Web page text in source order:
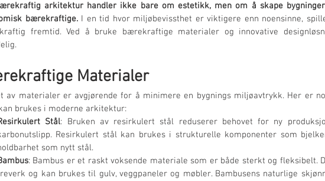
arkitektur handler ikke bare om estetikk, men om å skape
bærekraftige. I en tid hvor miljøbevissthet er viktigere enn noensinne,
fremtid. Ved å bruke bærekraftige materialer og innovative
Materialer
av materialer er avgjørende for å minimere en bygnings miljøavtrykk. Her er
brukes i moderne arkitektur:
Stål: Bruken av resirkulert stål reduserer behovet for ny
Resirkulert stål kan brukes i strukturelle komponenter som
som nytt stål.
: Bambus er et raskt voksende materiale som er både sterkt og
og kan brukes til gulv, veggpaneler og møbler. Bambusens naturlige